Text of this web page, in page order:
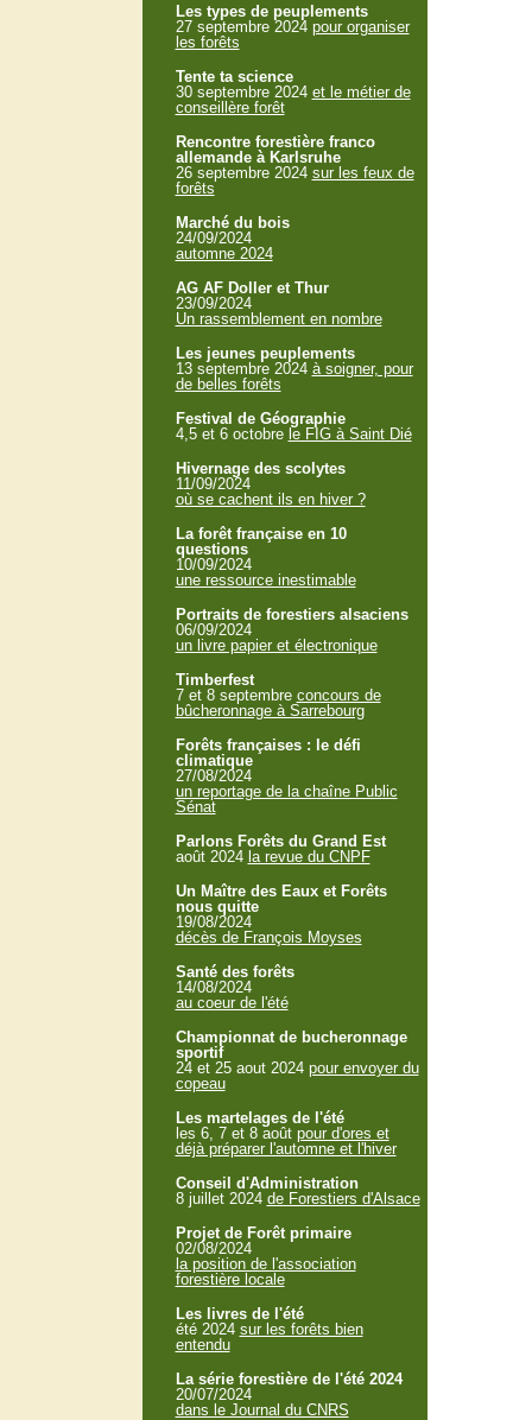
Les types de peuplements
27 septembre 2024 pour organiser
les forêts
Tente ta science
30 septembre 2024 et le métier de
conseillère forêt
Rencontre forestière franco
allemande à Karlsruhe
26 septembre 2024 sur les feux de
forêts
Marché du bois
24/09/2024
automne 2024
AG AF Doller et Thur
23/09/2024
Un rassemblement en nombre
Les jeunes peuplements
13 septembre 2024 à soigner, pour
de belles forêts
Festival de Géographie
4,5 et 6 octobre le FIG à Saint Dié
Hivernage des scolytes
11/09/2024
où se cachent ils en hiver ?
La forêt française en 10
questions
10/09/2024
une ressource inestimable
Portraits de forestiers alsaciens
06/09/2024
un livre papier et électronique
Timberfest
7 et 8 septembre concours de
bûcheronnage à Sarrebourg
Forêts françaises : le défi
climatique
27/08/2024
un reportage de la chaîne Public
Sénat
Parlons Forêts du Grand Est
août 2024 la revue du CNPF
Un Maître des Eaux et Forêts
nous quitte
19/08/2024
décès de François Moyses
Santé des forêts
14/08/2024
au coeur de l'été
Championnat de bucheronnage
sportif
24 et 25 aout 2024 pour envoyer du
copeau
Les martelages de l'été
les 6, 7 et 8 août pour d'ores et
déjà préparer l'automne et l'hiver
Conseil d'Administration
8 juillet 2024 de Forestiers d'Alsace
Projet de Forêt primaire
02/08/2024
la position de l'association
forestière locale
Les livres de l'été
été 2024 sur les forêts bien
entendu
La série forestière de l'été 2024
20/07/2024
dans le Journal du CNRS